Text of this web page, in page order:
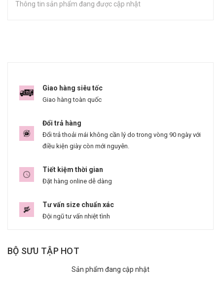
Thông tin sản phẩm đang được cập nhật
Giao hàng siêu tốc
Giao hàng toàn quốc
Đổi trả hàng
Đổi trả thoải mái không cần lý do trong vòng 90 ngày với
điều kiện giày còn mới nguyên.
Tiết kiệm thời gian
Đặt hàng online dễ dàng
Tư vấn size chuẩn xác
Đội ngũ tư vấn nhiệt tình
BỘ SƯU TẬP HOT
Sản phẩm đang cập nhật